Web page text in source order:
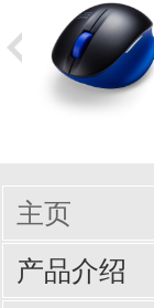
主页
产品介绍